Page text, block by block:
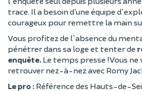
trace. Il a besoin d’une équipe
courageux pour remettre la main
Vous profitez de l'absence du
pénétrer dans sa loge et tenter de
enquête. Le temps presse ! Vous ne
retrouver nez-à-nez avec Romy
Le pro : Référence des Hauts-de-